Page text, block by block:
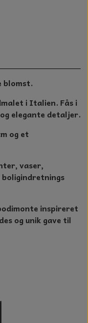
blomst.
i Italien. Fås i
elegante detaljer.
og et
vaser,
inspireret
og unik gave til